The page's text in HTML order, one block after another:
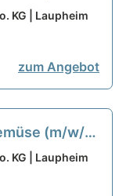
KG | Laupheim
zum Angebot
(m/w/d)
KG | Laupheim